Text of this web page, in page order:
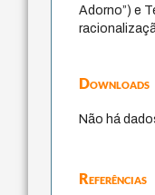
Adorno”) e
Downloads
Não há
Referências